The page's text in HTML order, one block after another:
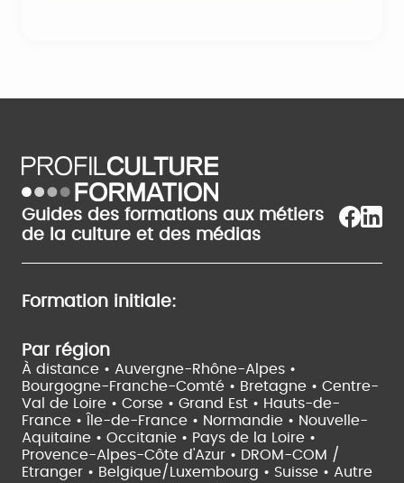
Guides des formations aux métiers
de la culture et des médias
Formation initiale:
Par région
À distance • Auvergne-Rhône-Alpes •
Bourgogne-Franche-Comté • Bretagne • Centre-
Val de Loire • Corse • Grand Est • Hauts-de-
France •
Île-de-France • Normandie • Nouvelle-
Aquitaine • Occitanie • Pays de la Loire •
Provence-Alpes-Côte d'Azur • DROM-COM /
Etranger • Belgique/Luxembourg • Suisse • Autre